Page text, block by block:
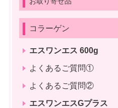
コラーゲン
エスワンエス 600g
よくあるご質問①
よくあるご質問②
エスワンエスGプラス